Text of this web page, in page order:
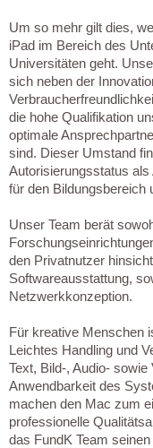
Um so mehr gilt dies,
iPad im Bereich des
Universitäten geht.
sich neben der
die hohe Qualifikation
optimale
sind. Dieser Umstand
Autorisierungsstatus
für den Bildungsbereich
Unser Team berät
den Privatnutzer
Softwareausstattung,
Netzwerkkonzeption.
Für kreative Menschen
Leichtes Handling und
Text, Bild-, Audio-
Anwendbarkeit des
machen den Mac zum
professionelle
das FundK Team